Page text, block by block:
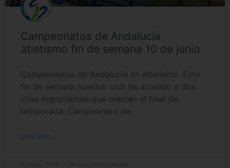
Campeonatos de Andalucía
atletismo fin de semana 10 de junio
Campeonatos de Andalucía en atletismo. Este
fin de semana nuestro club ha acudido a dos
citas importantes que marcan el final de
temporada: Campeonato de
LEER MÁS »